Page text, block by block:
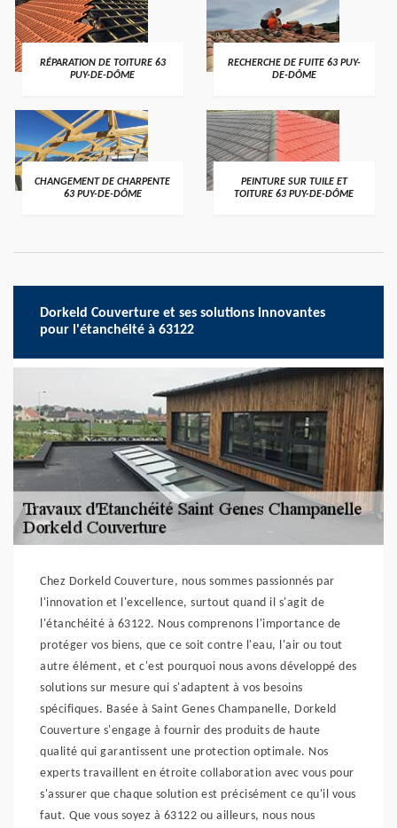
RÉPARATION DE TOITURE 63
PUY-DE-DÔME
RECHERCHE DE FUITE 63 PUY-
DE-DÔME
CHANGEMENT DE CHARPENTE
63 PUY-DE-DÔME
PEINTURE SUR TUILE ET
TOITURE 63 PUY-DE-DÔME
Dorkeld Couverture et ses solutions innovantes
pour l'étanchéité à 63122
Chez Dorkeld Couverture, nous sommes passionnés par
l'innovation et l'excellence, surtout quand il s'agit de
l'étanchéité à 63122. Nous comprenons l'importance de
protéger vos biens, que ce soit contre l'eau, l'air ou tout
autre élément, et c'est pourquoi nous avons développé des
solutions sur mesure qui s'adaptent à vos besoins
spécifiques. Basée à Saint Genes Champanelle, Dorkeld
Couverture s'engage à fournir des produits de haute
qualité qui garantissent une protection optimale. Nos
experts travaillent en étroite collaboration avec vous pour
s'assurer que chaque solution est précisément ce qu'il vous
faut. Que vous soyez à 63122 ou ailleurs, nous nous